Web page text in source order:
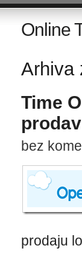
Online
Arhiva
Time
bez
prodaju